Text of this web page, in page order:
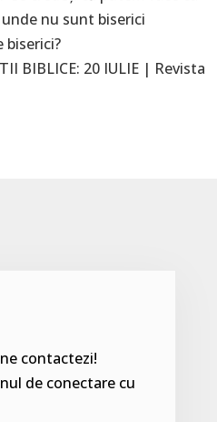
nu sunt biserici
biserici?
BIBLICE: 20 IULIE | Revista
contactezi!
de conectare cu